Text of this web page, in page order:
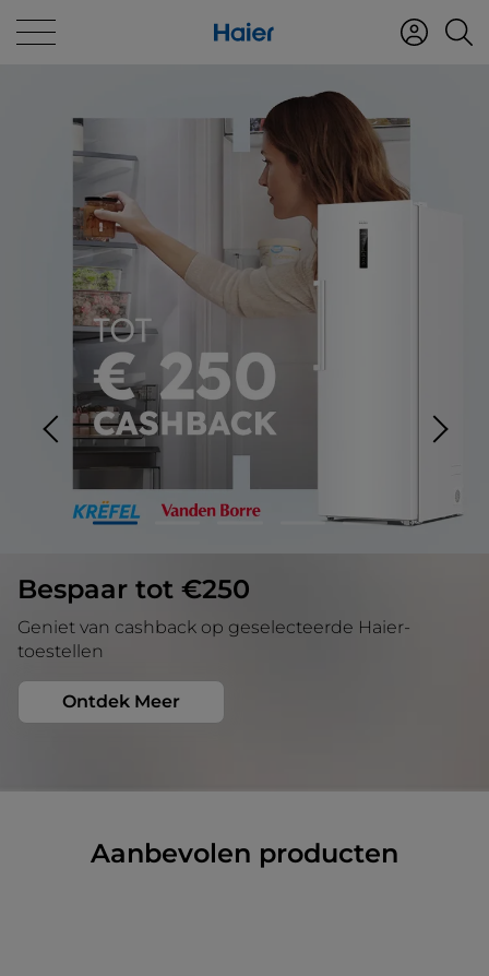
Bespaar tot €250
Geniet van cashback op geselecteerde Haier-
toestellen
Ontdek Meer
1 2 3 5
Aanbevolen producten